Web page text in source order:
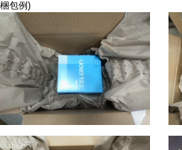
梱包例)